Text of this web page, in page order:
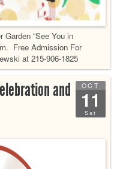
Garden “See You in
Free Admission For
at 215-906-1825
OCT
11
Sat
and